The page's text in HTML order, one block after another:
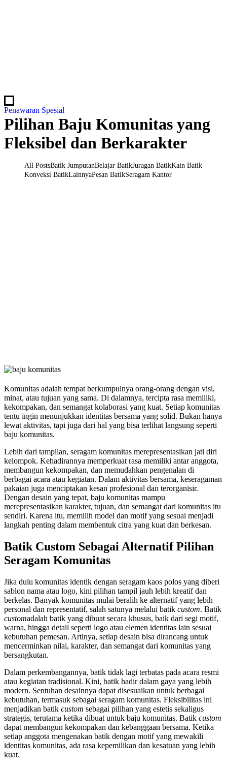
Penawaran Spesial
Pilihan Baju Komunitas yang
Fleksibel dan Berkarakter
All PostsBatik JumputanBelajar BatikJuragan BatikKain Batik
Konveksi BatikLainnyaPesan BatikSeragam Kantor
Komunitas adalah tempat berkumpulnya orang-orang dengan visi,
minat, atau tujuan yang sama. Di dalamnya, tercipta rasa memiliki,
kekompakan, dan semangat kolaborasi yang kuat. Setiap komunitas
tentu ingin menunjukkan identitas bersama yang solid. Bukan hanya
lewat aktivitas, tapi juga dari hal yang bisa terlihat langsung seperti
baju komunitas.
Lebih dari tampilan, seragam komunitas merepresentasikan jati diri
kelompok. Kehadirannya memperkuat rasa memiliki antar anggota,
membangun kekompakan, dan memudahkan pengenalan di
berbagai acara atau kegiatan. Dalam aktivitas bersama, keseragaman
pakaian juga menciptakan kesan profesional dan terorganisir.
Dengan desain yang tepat, baju komunitas mampu
merepresentasikan karakter, tujuan, dan semangat dari komunitas itu
sendiri. Karena itu, memilih model dan motif yang sesuai menjadi
langkah penting dalam membentuk citra yang kuat dan berkesan.
Batik Custom Sebagai Alternatif Pilihan
Seragam Komunitas
Jika dulu komunitas identik dengan seragam kaos polos yang diberi
sablon nama atau logo, kini pilihan tampil jauh lebih kreatif dan
berkelas. Banyak komunitas mulai beralih ke alternatif yang lebih
personal dan representatif, salah satunya melalui batik custom. Batik
customadalah batik yang dibuat secara khusus, baik dari segi motif,
warna, hingga detail seperti logo atau elemen identitas lain sesuai
kebutuhan pemesan. Artinya, setiap desain bisa dirancang untuk
mencerminkan nilai, karakter, dan semangat dari komunitas yang
bersangkutan.
Dalam perkembangannya, batik tidak lagi terbatas pada acara resmi
atau kegiatan tradisional. Kini, batik hadir dalam gaya yang lebih
modern. Sentuhan desainnya dapat disesuaikan untuk berbagai
kebutuhan, termasuk sebagai seragam komunitas. Fleksibilitas ini
menjadikan batik custom sebagai pilihan yang estetis sekaligus
strategis, terutama ketika dibuat untuk baju komunitas. Batik custom
dapat membangun kekompakan dan kebanggaan bersama. Ketika
setiap anggota mengenakan batik dengan motif yang mewakili
identitas komunitas, ada rasa kepemilikan dan kesatuan yang lebih
kuat.